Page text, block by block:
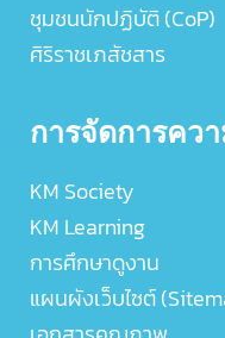
ชุมชนนักปฏิบัติ (CoP)
ศิริราชเภสัชสาร
การจัดการคว
KM Society
KM Learning
การศึกษาดูงาน
แผนผังเว็บไซต์